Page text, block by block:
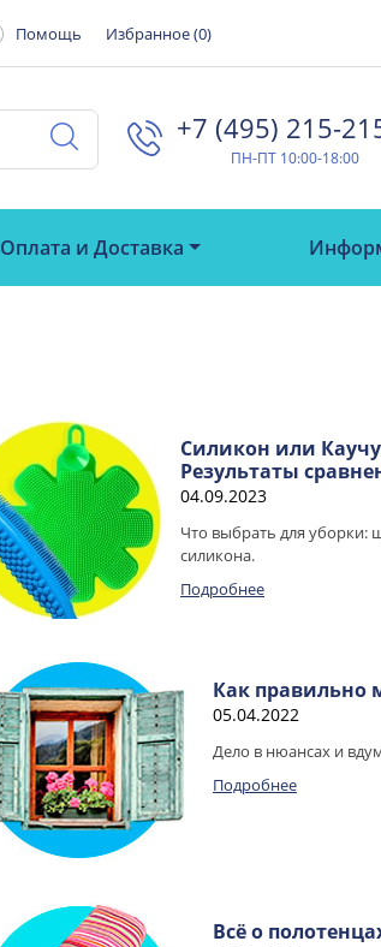
Помощь Избранное (0)
+7 (495) 215-
ПН-ПТ 10:00-18:00
Оплата и Доставка
Силикон или
Результаты
04.09.2023
Что выбрать для уборки:
силикона.
Подробнее
Как правильно
05.04.2022
Дело в нюансах и
Подробнее
Всё о